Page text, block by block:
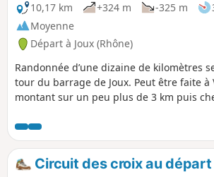
10,17 km
+324 m -325 m
Moyenne
Départ à Joux (Rhône)
Randonnée d’une dizaine de kilomètres
tour du barrage de Joux. Peut être faite à
montant sur un peu plus de 3 km puis
Circuit des croix au